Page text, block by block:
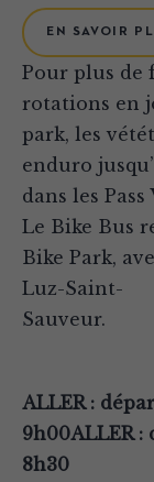
EN SAVOIR
Pour plus de
rotations en
park, les
enduro
dans les Pass
Le Bike Bus
Bike Park,
Luz-Saint-
Sauveur.
ALLER :
9h00ALLER :
8h30